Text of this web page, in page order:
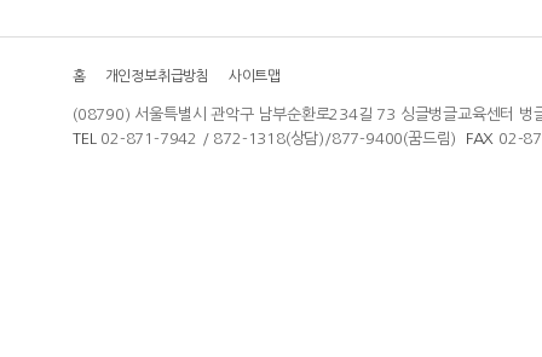
홈 개인정보취급방침 사이트맵
(08790) 서울특별시 관악구 남부순환로234길 73 싱글벙글교육센터 벙
TEL
02-871-7942 / 872-1318(상담)/877-9400(꿈드림) FAX 02-